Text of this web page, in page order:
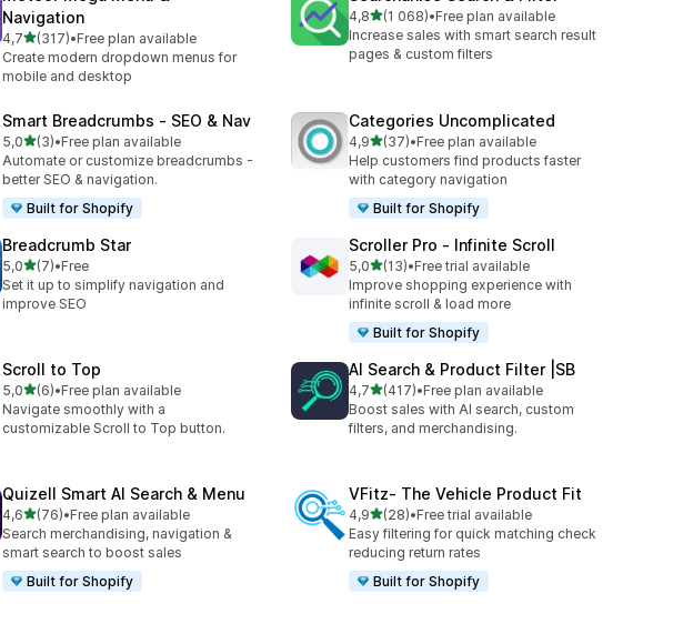
Navigation
4,7/ 5 tähteä
(317)
317 arvostelua yhteensä
•Free plan available
Create modern dropdown menus for
mobile and desktop
4,8/ 5 tähteä
(1 068)
1068 arvostelua yhteensä
•Free plan available
Increase sales with smart search result
pages & custom filters
Smart Breadcrumbs ‑ SEO & Nav
5,0/ 5 tähteä
(3)
3 arvostelua yhteensä
•Free plan available
Automate or customize breadcrumbs -
better SEO & navigation.
Built for Shopify
Categories Uncomplicated
4,9/ 5 tähteä
(37)
37 arvostelua yhteensä
•Free plan available
Help customers find products faster
with category navigation
Built for Shopify
Breadcrumb Star
5,0/ 5 tähteä
(7)
7 arvostelua yhteensä
•Free
Set it up to simplify navigation and
improve SEO
Scroller Pro ‑ Infinite Scroll
5,0/ 5 tähteä
(13)
13 arvostelua yhteensä
•Free trial available
Improve shopping experience with
infinite scroll & load more
Built for Shopify
Scroll to Top
5,0/ 5 tähteä
(6)
6 arvostelua yhteensä
•Free plan available
Navigate smoothly with a
customizable Scroll to Top button.
AI Search & Product Filter |SB
4,7/ 5 tähteä
(417)
417 arvostelua yhteensä
•Free plan available
Boost sales with AI search, custom
filters, and merchandising.
Quizell Smart AI Search & Menu
4,6/ 5 tähteä
(76)
76 arvostelua yhteensä
•Free plan available
Search merchandising, navigation &
smart search to boost sales
Built for Shopify
VFitz‑ The Vehicle Product Fit
4,9/ 5 tähteä
(28)
28 arvostelua yhteensä
•Free trial available
Easy filtering for quick matching check
reducing return rates
Built for Shopify